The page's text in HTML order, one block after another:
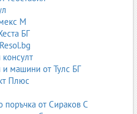
М
БГ
машини от Тулс БГ
Плюс
поръчка от Сираков С